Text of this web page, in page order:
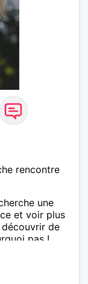
rencontre
une
et voir plus
de
pas !